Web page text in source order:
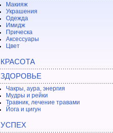
Макияж
Украшения
Одежда
Имидж
Прическа
Аксессуары
Цвет
КРАСОТА
ЗДОРОВЬЕ
Чакры, аура, энергия
Мудры и рейки
Травник, лечение травами
Йога и цигун
УСПЕХ